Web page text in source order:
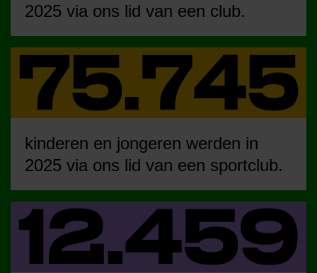
2025 via ons lid van een club.
kinderen en jongeren werden in
2025 via ons lid van een sportclub.